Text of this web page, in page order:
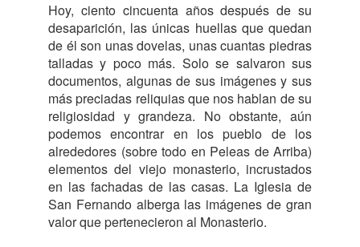
Hoy, ciento cincuenta años después de su
desaparición, las únicas huellas que quedan
de él son unas dovelas, unas cuantas piedras
talladas y poco más. Solo se salvaron sus
documentos, algunas de sus imágenes y sus
más preciadas reliquias que nos hablan de su
religiosidad y grandeza. No obstante, aún
podemos encontrar en los pueblo de los
alrededores (sobre todo en Peleas de Arriba)
elementos del viejo monasterio, incrustados
en las fachadas de las casas. La Iglesia de
San Fernando alberga las imágenes de gran
valor que pertenecieron al Monasterio.